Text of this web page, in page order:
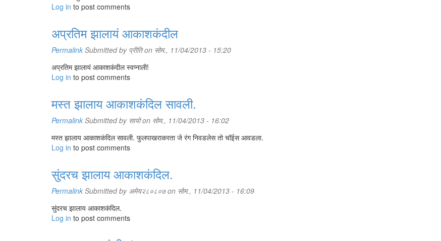
Log in to post comments
अप्रतिम झालायं आकाशकंदील
Permalink Submitted by प्रीतिon सोम., 11/04/2013 - 15:20
अप्रतिम झालायं आकाशकंदील स्वप्नाली!
Log in to post comments
मस्त झालाय आकाशकंदिल सावली.
Permalink Submitted by सायोon सोम., 11/04/2013 - 16:02
मस्त झालाय आकाशकंदिल सावली. फुलपाखराकरता जे रंग निवडलेस तो चॉईस आवडला.
Log in to post comments
सुंदरच झालाय आकाशकंदिल.
Permalink Submitted by अमेय२८०८०७on सोम., 11/04/2013 - 16:09
सुंदरच झालाय आकाशकंदिल.
Log in to post comments